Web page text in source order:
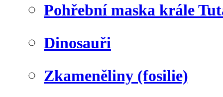
Pohřební maska krále
Dinosauři
Zkameněliny (fosilie)